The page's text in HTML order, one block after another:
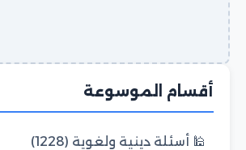
أقسام الموسوعة
🕌 أسئلة دينية ولغوية (1228)